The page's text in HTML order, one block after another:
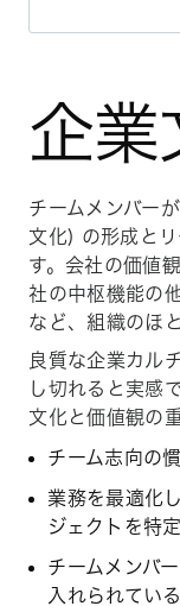
企業
チームメンバー
文化) の形成と
す。会社の価値
社の中枢機能の
など、組織のほ
良質な企業カル
し切れると実感
文化と価値観の
チーム志向の
業務を最適化
ジェクトを特
チームメンバ
入れられてい